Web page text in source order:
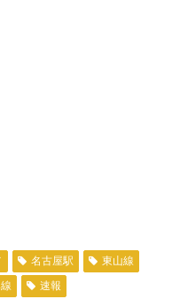
名古屋駅
東山線
速報